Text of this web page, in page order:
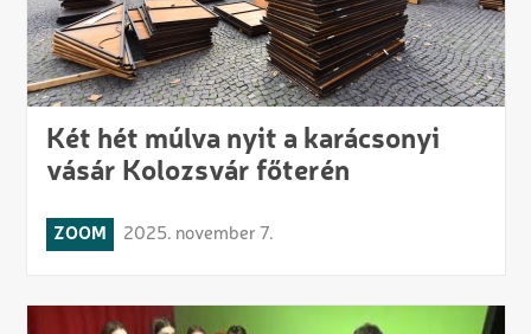
Két hét múlva nyit a karácsonyi
vásár Kolozsvár főterén
ZOOM 2025. november 7.